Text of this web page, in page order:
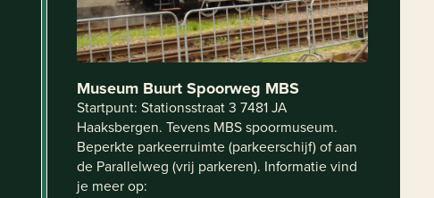
Museum Buurt Spoorweg MBS
Startpunt: Stationsstraat 3 7481 JA
Haaksbergen. Tevens MBS spoormuseum.
Beperkte parkeerruimte (parkeerschijf) of aan
de Parallelweg (vrij parkeren). Informatie vind
je meer op: